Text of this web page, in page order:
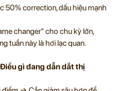
50% correction, dấu hiệu mạnh
changer” cho chu kỳ lớn,
tuần này là hơi lạc quan.
gì đang dẫn dắt thị